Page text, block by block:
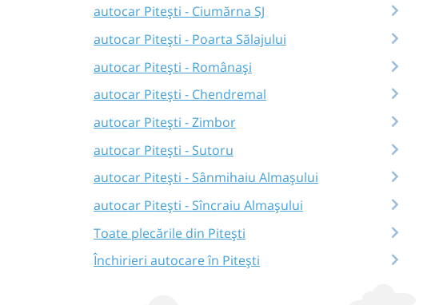
autocar Pitești - Ciumărna SJ
autocar Pitești - Poarta Sălajului
autocar Pitești - Românași
autocar Pitești - Chendremal
autocar Pitești - Zimbor
autocar Pitești - Sutoru
autocar Pitești - Sânmihaiu Almașului
autocar Pitești - Sîncraiu Almașului
Toate plecările din Pitești
Închirieri autocare în Pitești